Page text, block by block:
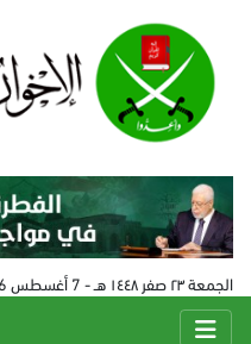
الجمعة ٢٣ صفر ١٤٤٨ هـ - 7 أغسطس 2026 م - الساعة 05:48 م